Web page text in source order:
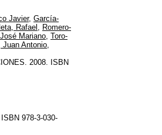
Javier, García-
Rafael , Romero-
Mariano, Toro-
Juan Antonio,
2008. ISBN
978-3-030-